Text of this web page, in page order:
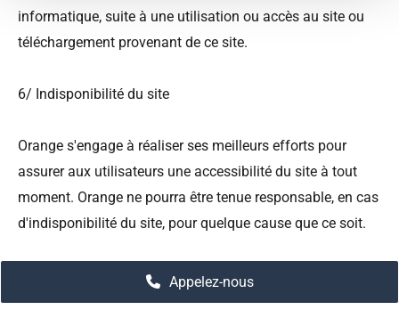
informatique, suite à une utilisation ou accès au site ou
téléchargement provenant de ce site.
6/ Indisponibilité du site
Orange s'engage à réaliser ses meilleurs efforts pour
assurer aux utilisateurs une accessibilité du site à tout
moment. Orange ne pourra être tenue responsable, en cas
d'indisponibilité du site, pour quelque cause que ce soit.
Appelez-nous